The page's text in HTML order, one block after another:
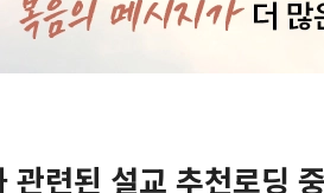
관련된 설교 추천로딩